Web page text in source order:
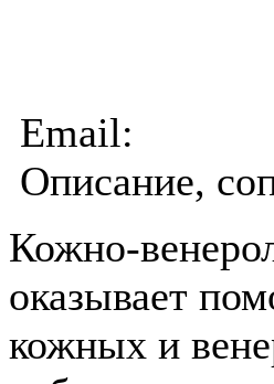
Email:
Описание,
Кожно-
оказывает
кожных и